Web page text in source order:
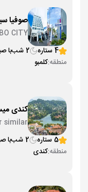
صوفیا
CITY
4 ستاره
2 شب با
منطقه:کلمبو
کندی
similar
5 ستاره
2 شب با
منطقه:کندی